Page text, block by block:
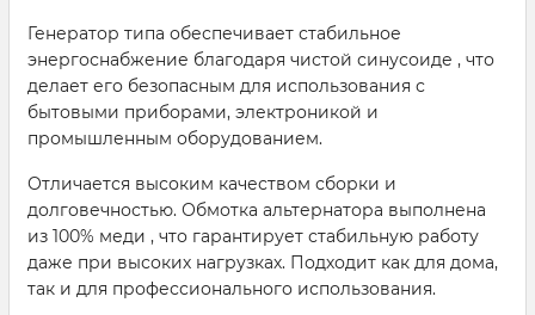
Генератор типа обеспечивает стабильное
энергоснабжение благодаря чистой синусоиде , что
делает его безопасным для использования с
бытовыми приборами, электроникой и
промышленным оборудованием.
Отличается высоким качеством сборки и
долговечностью. Обмотка альтернатора выполнена
из 100% меди , что гарантирует стабильную работу
даже при высоких нагрузках. Подходит как для дома,
так и для профессионального использования.